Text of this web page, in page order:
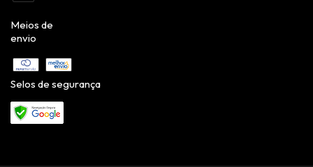
Meios de
envio
Selos de segurança